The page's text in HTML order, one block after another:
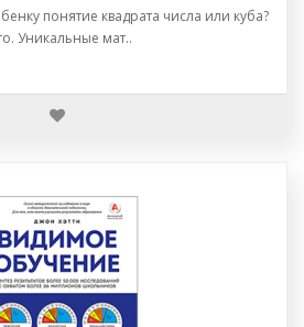
понятие квадрата числа или куба?
Уникальные мат..